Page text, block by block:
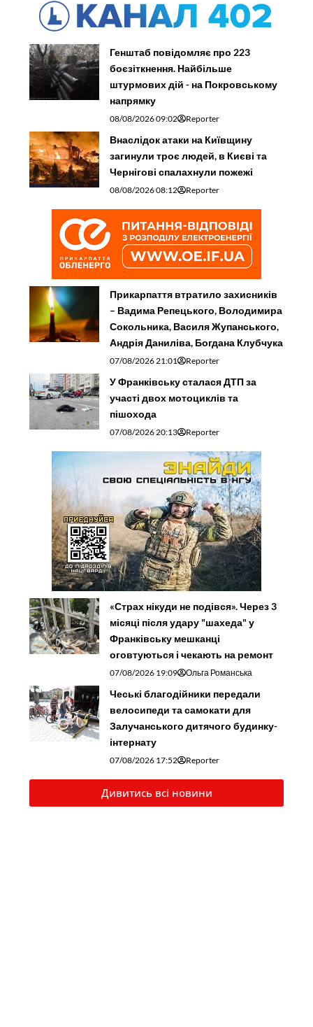
Генштаб повідомляє про 223
боєзіткнення. Найбільше
штурмових дій - на Покровському
напрямку
08/08/2026 09:02 Reporter
Внаслідок атаки на Київщину
загинули троє людей, в Києві та
Чернігові спалахнули пожежі
08/08/2026 08:12 Reporter
Прикарпаття втратило захисників
– Вадима Репецького, Володимира
Сокольника, Василя Жупанського,
Андрія Даниліва, Богдана Клубчука
07/08/2026 21:01 Reporter
У Франківську сталася ДТП за
участі двох мотоциклів та
пішохода
07/08/2026 20:13 Reporter
«Страх нікуди не подівся». Через 3
місяці після удару "шахеда" у
Франківську мешканці
оговтуються і чекають на ремонт
07/08/2026 19:09 Ольга Романська
Чеські благодійники передали
велосипеди та самокати для
Залучанського дитячого будинку-
інтернату
07/08/2026 17:52 Reporter
Дивитись всі новини